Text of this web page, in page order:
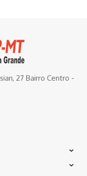
27 Bairro Centro -